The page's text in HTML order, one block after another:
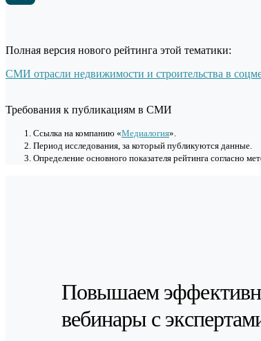
Полная версия нового рейтинга этой тематики:
СМИ отрасли недвижимости и строительства в
Требования к публикациям в СМИ
Cсылка на компанию «Медиалогия».
Период исследования, за который публикуются данные.
Определение основного показателя рейтинга согласно
Повышаем
вебинары с